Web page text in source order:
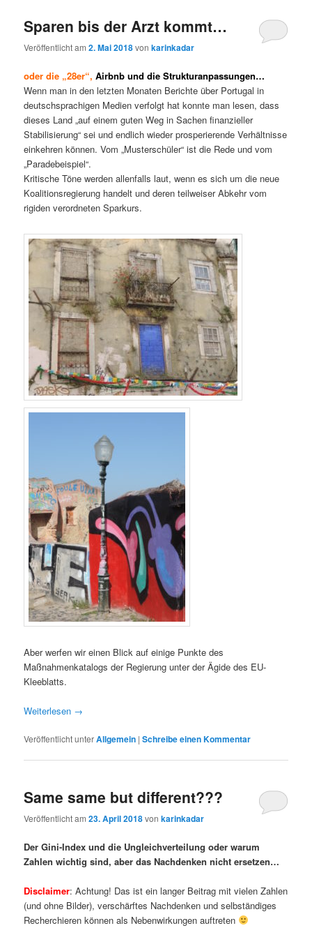
Sparen bis der Arzt kommt…
Veröffentlicht am2. Mai 2018vonkarinkadar
oder die „28er“,Airbnb und die Strukturanpassungen…
Wenn man in den letzten Monaten Berichte über Portugal in
deutschsprachigen Medien verfolgt hat konnte man lesen, dass
dieses Land „auf einem guten Weg in Sachen finanzieller
Stabilisierung“ sei und endlich wieder prosperierende Verhältnisse
einkehren können. Vom „Musterschüler“ ist die Rede und vom
„Paradebeispiel“.
Kritische Töne werden allenfalls laut, wenn es sich um die neue
Koalitionsregierung handelt und deren teilweiser Abkehr vom
rigiden verordneten Sparkurs.
Aber werfen wir einen Blick auf einige Punkte des
Maßnahmenkatalogs der Regierung unter der Ägide des EU-
Kleeblatts.
Weiterlesen →
Veröffentlicht unterAllgemein |Schreibe einen Kommentar
Same same but different???
Veröffentlicht am23. April 2018vonkarinkadar
Der Gini-Index und die Ungleichverteilung oder warum
Zahlen wichtig sind, aber das Nachdenken nicht ersetzen…
Disclaimer: Achtung! Das ist ein langer Beitrag mit vielen Zahlen
(und ohne Bilder), verschärftes Nachdenken und selbständiges
Recherchieren können als Nebenwirkungen auftreten